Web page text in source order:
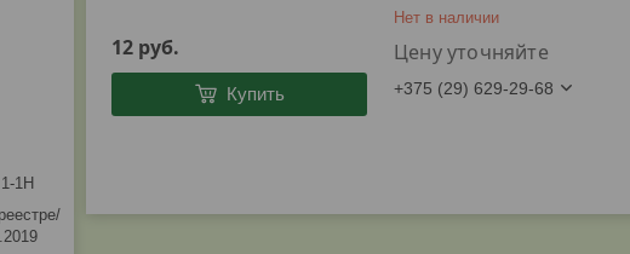
12 руб.
Купить
Нет в наличии
Цену уточняйте
+375 (29) 629-29-68
1Н